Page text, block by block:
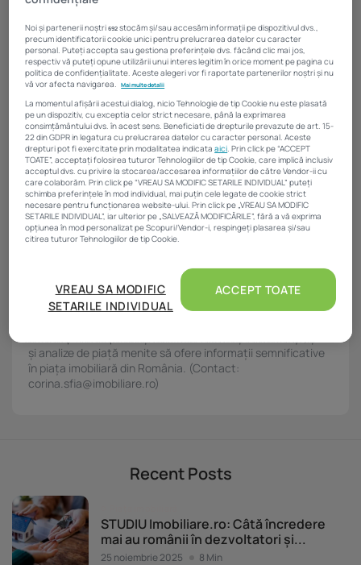
20 noiembrie 2025 4 Min
[addtoany]
Written by
Corina Sfia
articole și interviuri în revista Danube Connects, Carpatair
Magazine, iar mai târziu a practicat jurnalismul de
televiziune în cadrul postului Digi24 din Timișoara.
și analize de piață menite să ofere informații semnificative
în piața imobiliară din România. (Contact:
corina.sfia@imobiliare.ro)
Recent Posts
STUDIU Imobiliare.ro: Câtă încredere
mai au românii în dezvoltatori și...
25 noiembrie 2025 8 Min
Noi și partenerii noștri692 stocăm și/sau accesăm informații pe dispozitivul dvs.,
precum identificatorii cookie unici pentru prelucrarea datelor cu caracter
personal. Puteți accepta sau gestiona preferințele dvs. făcând clic mai jos,
respectiv vă puteți opune utilizării unui interes legitim în orice moment pe pagina cu
politica de confidențialitate. Aceste alegeri vor fi raportate partenerilor noștri și nu
vă vor afecta navigarea.
Mai multe detalii
La momentul afișării acestui dialog, nicio Tehnologie de tip Cookie nu este plasată
pe un dispozitiv, cu exceptia celor strict necesare, până la exprimarea
consimțământului dvs. în acest sens. Beneficiati de drepturile prevazute de art. 15-
22 din GDPR in legatura cu prelucrarea datelor cu caracter personal. Aceste
drepturi pot fi exercitate prin modalitatea indicataaici. Prin click pe “ACCEPT
TOATE”, acceptați folosirea tuturor Tehnologiilor de tip Cookie, care implică inclusiv
acceptul dvs. cu privire la stocarea/accesarea informațiilor de către Vendor-ii cu
care colaborăm. Prin click pe “VREAU SA MODIFIC SETARILE INDIVIDUAL” puteți
schimba preferințele în mod individual, mai puțin cele legate de cookie strict
necesare pentru funcționarea website-ului. Prin click pe „VREAU SA MODIFIC
SETARILE INDIVIDUAL”, iar ulterior pe „SALVEAZĂ MODIFICĂRILE”, fără a vă exprima
opțiunea în mod personalizat pe Scopuri/Vendor-i, respingeți plasarea și/sau
citirea tuturor Tehnologiilor de tip Cookie.
Atât noi, cât și partenerii noștri prelucrăm datele pentru
a oferi:
Măsurarea performanței reclamelor. Stocarea și/sau accesarea informațiilor de pe
personalizat. Utilizarea profilurilor pentru selectarea publicității personalizate.
Crearea profilurilor pentru publicitate personalizată. Măsurarea performanței
conținutului. Înțelegerea publicului prin statistici sau combinații de date din surse
diferite. Utilizarea de date limitate pentru a selecta publicitatea. Utilizarea datelor
limitate pentru a selecta conținutul. Date precise de geolocație și identificarea prin
VREAU SA MODIFIC
SETARILE INDIVIDUAL
ACCEPT TOATE